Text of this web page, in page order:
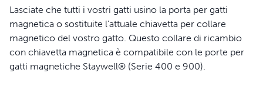
Lasciate che tutti i vostri gatti usino la porta per gatti
magnetica o sostituite l'attuale chiavetta per collare
magnetico del vostro gatto. Questo collare di ricambio
con chiavetta magnetica è compatibile con le porte per
gatti magnetiche Staywell® (Serie 400 e 900).